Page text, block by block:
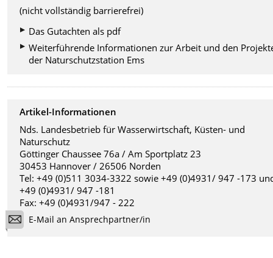
(nicht vollständig barrierefrei)
Das Gutachten als pdf
Weiterführende Informationen zur Arbeit und den
der Naturschutzstation Ems
Artikel-Informationen
Nds. Landesbetrieb für Wasserwirtschaft, Küsten- und
Naturschutz
Göttinger Chaussee 76a / Am Sportplatz 23
30453 Hannover / 26506 Norden
Tel: +49 (0)511 3034-3322 sowie +49 (0)4931/ 947 -173
+49 (0)4931/ 947 -181
Fax: +49 (0)4931/947 - 222
E-Mail an Ansprechpartner/in